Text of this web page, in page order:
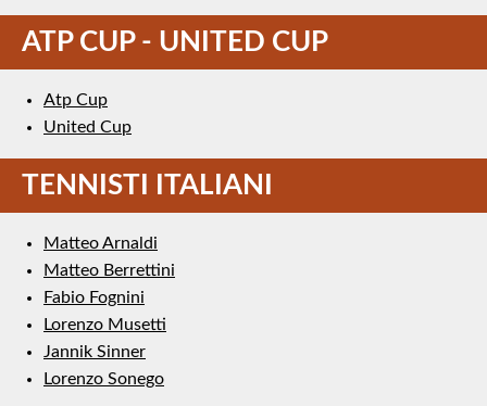
ATP CUP - UNITED CUP
Atp Cup
United Cup
TENNISTI ITALIANI
Matteo Arnaldi
Matteo Berrettini
Fabio Fognini
Lorenzo Musetti
Jannik Sinner
Lorenzo Sonego